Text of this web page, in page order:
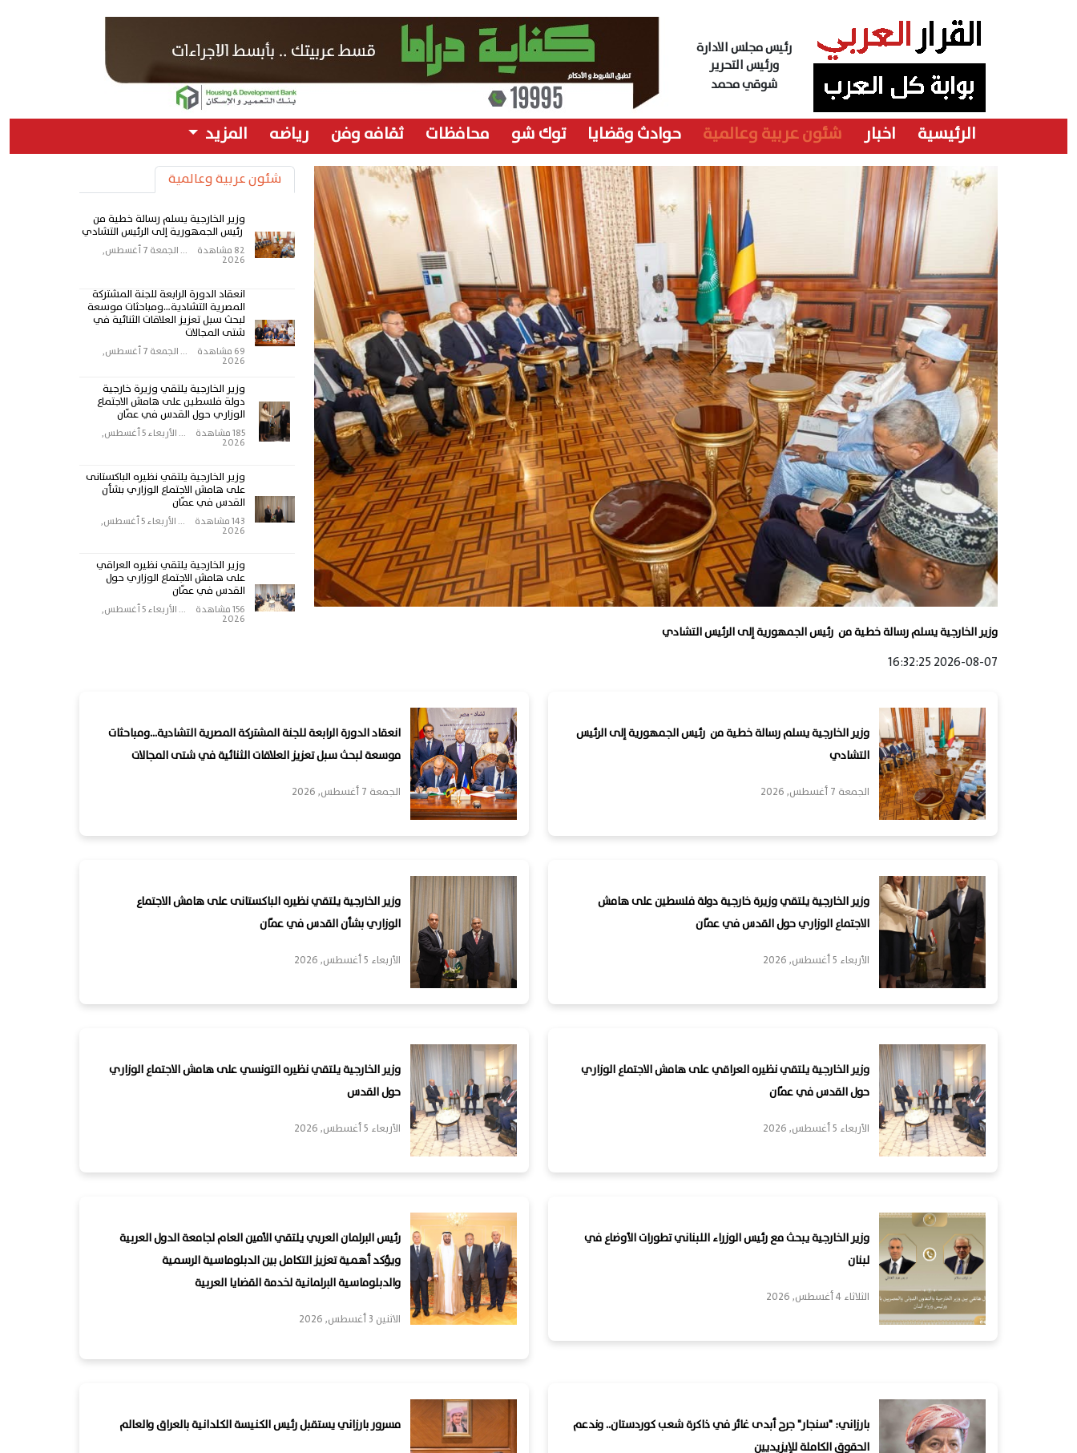
رئيس مجلس الادارة
ورئيس التحرير
شوقي محمد
الرئيسية اخبار شئون عربية وعالمية حوادث وقضايا توك شو محافظات ثقافه وفن رياضه المزيد
وزير الخارجية يسلم رسالة خطية من رئيس الجمهورية إلى الرئيس التشادي
2026-08-07 16:32:25
شئون عربية وعالمية
وزير الخارجية يسلم رسالة خطية من
رئيس الجمهورية إلى الرئيس التشادي
82 مشاهدة ... الجمعة 7 أغسطس,
2026
انعقاد الدورة الرابعة للجنة المشتركة
المصرية التشادية…ومباحثات موسعة
لبحث سبل تعزيز العلاقات الثنائية في
شتى المجالات
69 مشاهدة ... الجمعة 7 أغسطس,
2026
وزير الخارجية يلتقي وزيرة خارجية
دولة فلسطين على هامش الاجتماع
الوزاري حول القدس في عمّان
185 مشاهدة ... الأربعاء 5 أغسطس,
2026
وزير الخارجية يلتقي نظيره الباكستانى
على هامش الاجتماع الوزاري بشأن
القدس في عمّان
143 مشاهدة ... الأربعاء 5 أغسطس,
2026
وزير الخارجية يلتقي نظيره العراقي
على هامش الاجتماع الوزاري حول
القدس في عمّان
156 مشاهدة ... الأربعاء 5 أغسطس,
2026
وزير الخارجية يسلم رسالة خطية من رئيس الجمهورية إلى الرئيس
التشادي
الجمعة 7 أغسطس, 2026
انعقاد الدورة الرابعة للجنة المشتركة المصرية التشادية…ومباحثات
موسعة لبحث سبل تعزيز العلاقات الثنائية في شتى المجالات
الجمعة 7 أغسطس, 2026
وزير الخارجية يلتقي وزيرة خارجية دولة فلسطين على هامش
الاجتماع الوزاري حول القدس في عمّان
الأربعاء 5 أغسطس, 2026
وزير الخارجية يلتقي نظيره الباكستانى على هامش الاجتماع
الوزاري بشأن القدس في عمّان
الأربعاء 5 أغسطس, 2026
وزير الخارجية يلتقي نظيره العراقي على هامش الاجتماع الوزاري
حول القدس في عمّان
الأربعاء 5 أغسطس, 2026
وزير الخارجية يلتقي نظيره التونسي على هامش الاجتماع الوزاري
حول القدس
الأربعاء 5 أغسطس, 2026
وزير الخارجية يبحث مع رئيس الوزراء اللبناني تطورات الأوضاع في
لبنان
الثلاثاء 4 أغسطس, 2026
رئيس البرلمان العربي يلتقي الأمين العام لجامعة الدول العربية
ويؤكد أهمية تعزيز التكامل بين الدبلوماسية الرسمية
والدبلوماسية البرلمانية لخدمة القضايا العربية
الاثنين 3 أغسطس, 2026
بارزاني: "سنجار" جرح أبدى غائر في ذاكرة شعب كوردستان.. وندعم
الحقوق الكاملة للإيزيديين
مسرور بارزاني يستقبل رئيس الكنيسة الكلدانية بالعراق والعالم